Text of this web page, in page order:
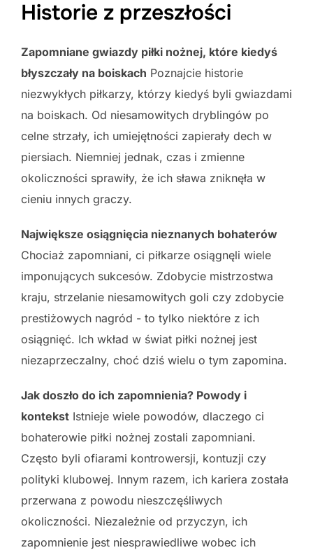
Historie z przeszłości
Zapomniane gwiazdy piłki nożnej, które kiedyś
błyszczały na boiskach Poznajcie historie
niezwykłych piłkarzy, którzy kiedyś byli gwiazdami
na boiskach. Od niesamowitych dryblingów po
celne strzały, ich umiejętności zapierały dech w
piersiach. Niemniej jednak, czas i zmienne
okoliczności sprawiły, że ich sława zniknęła w
cieniu innych graczy.
Największe osiągnięcia nieznanych bohaterów
Chociaż zapomniani, ci piłkarze osiągnęli wiele
imponujących sukcesów. Zdobycie mistrzostwa
kraju, strzelanie niesamowitych goli czy zdobycie
prestiżowych nagród - to tylko niektóre z ich
osiągnięć. Ich wkład w świat piłki nożnej jest
niezaprzeczalny, choć dziś wielu o tym zapomina.
Jak doszło do ich zapomnienia? Powody i
kontekst Istnieje wiele powodów, dlaczego ci
bohaterowie piłki nożnej zostali zapomniani.
Często byli ofiarami kontrowersji, kontuzji czy
polityki klubowej. Innym razem, ich kariera została
przerwana z powodu nieszczęśliwych
okoliczności. Niezależnie od przyczyn, ich
zapomnienie jest niesprawiedliwe wobec ich